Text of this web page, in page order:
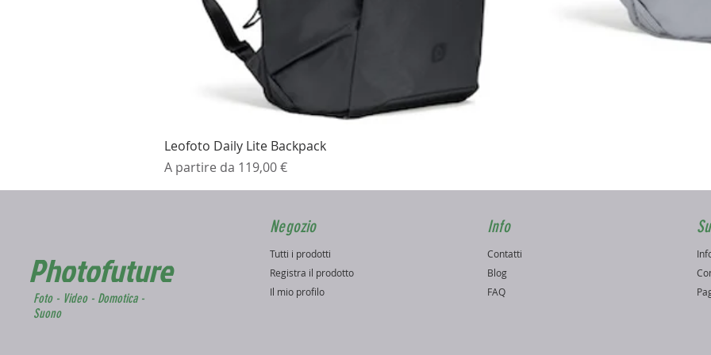
Leofoto Daily Lite Backpack
A partire da 119,00 €
Prezzo scontato
Photofuture
Foto - Video - Domotica -
Suono
Negozio
Tutti i prodotti
Registra il prodotto
Il mio profilo
Info
Contatti
Blog
FAQ